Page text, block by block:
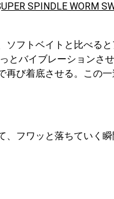
UPER SPINDLE WORM
フトベイトと比べる
とバイブレーションさ
び着底させる。この
フワッと落ちていく瞬